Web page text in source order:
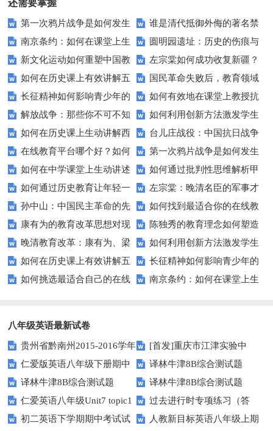
还需要掌握
第一次鸦片战争是如何发生
的？背后的原因是什么？
谁是清代抵御外侮的著名禁
烟官员？
南京条约：如何在课堂上生
动讲述这段历史？
圆明园遗址：历史的伤痕与
文化的重生？
新文化运动如何重塑中国教
育面貌？
左宗棠如何成功收复新疆？
背后的战略与影响
如何在历史课上有效讲解五
四运动？——提升学生兴趣与理
解力的技巧
国民革命失败后，教育领域
经历了哪些变革？
长征精神如何影响青少年的
学习态度？
如何有效地在课堂上教授抗
日战争的历史？
解放战争：那些你不可不知
的历史细节？
如何利用创新方法激发学生
对辛亥革命的兴趣？
如何在历史课上生动讲解西
安事变？
台儿庄战役：中国抗日战争
中的转折点？
在线教育平台哪个好？如何
选择最适合你的课程？
第一次鸦片战争是如何发生
的？背后的原因是什么？
如何在中学课堂上生动讲述
第一次世界大战？
如何通过批判性思维解析甲
午中日战争？
如何通过历史教育让年轻一
代理解八国联军侵华战争？
左宗棠：晚清名臣的军事才
能与教育改革之谜？
孙中山：中国民主革命的先
驱与他的三民主义？
如何找到最适合你的在线教
育平台？——探索高效远程学习
策略
康有为的教育改革思想对现
代教育有何启示？
陈独秀的教育理念如何塑造
了中国的新文化？
晚清教育改革：康有为、梁
启超思想如何塑造现代中国学
术？
如何利用创新方法激发学生
对辛亥革命的兴趣？
如何在历史课上有效讲解五
四运动？——提升学生兴趣与理
长征精神如何影响青少年的
学习态度？
如何挑选最适合自己的在线
南京条约：如何在课堂上生
八年级英语最新试卷
贵州省黔南州2015-2016学年
八年级上学期期末统考英语试题
（图片版）
[首发]重庆市江津实验中
学、李市中学、白沙中学2016-
2017学年八年级下学期期中联
考英语
仁爱版英语八年级下册期中
测试卷及答案
译林牛津8B综合测试题
（Unit2）
译林牛津8B综合测试题
（Unit1）
译林牛津8B综合测试题
（Unit3）
仁爱英语八年级Unit7 topic1
测试题及答案
过去进行时专项练习（答
案）
初二英语下学期期中考试试
人教新目标英语八年级上期